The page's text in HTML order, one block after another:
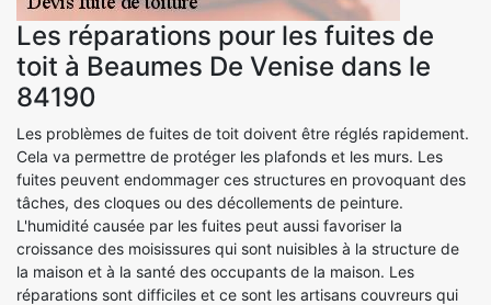
Les réparations pour les fuites de
toit à Beaumes De Venise dans le
84190
Les problèmes de fuites de toit doivent être réglés rapidement.
Cela va permettre de protéger les plafonds et les murs. Les
fuites peuvent endommager ces structures en provoquant des
tâches, des cloques ou des décollements de peinture.
L'humidité causée par les fuites peut aussi favoriser la
croissance des moisissures qui sont nuisibles à la structure de
la maison et à la santé des occupants de la maison. Les
réparations sont difficiles et ce sont les artisans couvreurs qui